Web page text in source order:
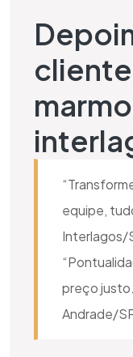
Depoimentos de
equipe,
Interlagos/
preço
Andrade/